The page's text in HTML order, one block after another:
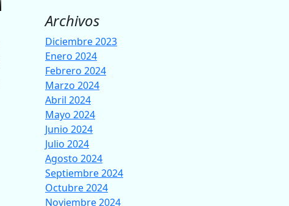
Archivos
Diciembre 2023
Enero 2024
Febrero 2024
Marzo 2024
Abril 2024
Mayo 2024
Junio 2024
Julio 2024
Agosto 2024
Septiembre 2024
Octubre 2024
Noviembre 2024